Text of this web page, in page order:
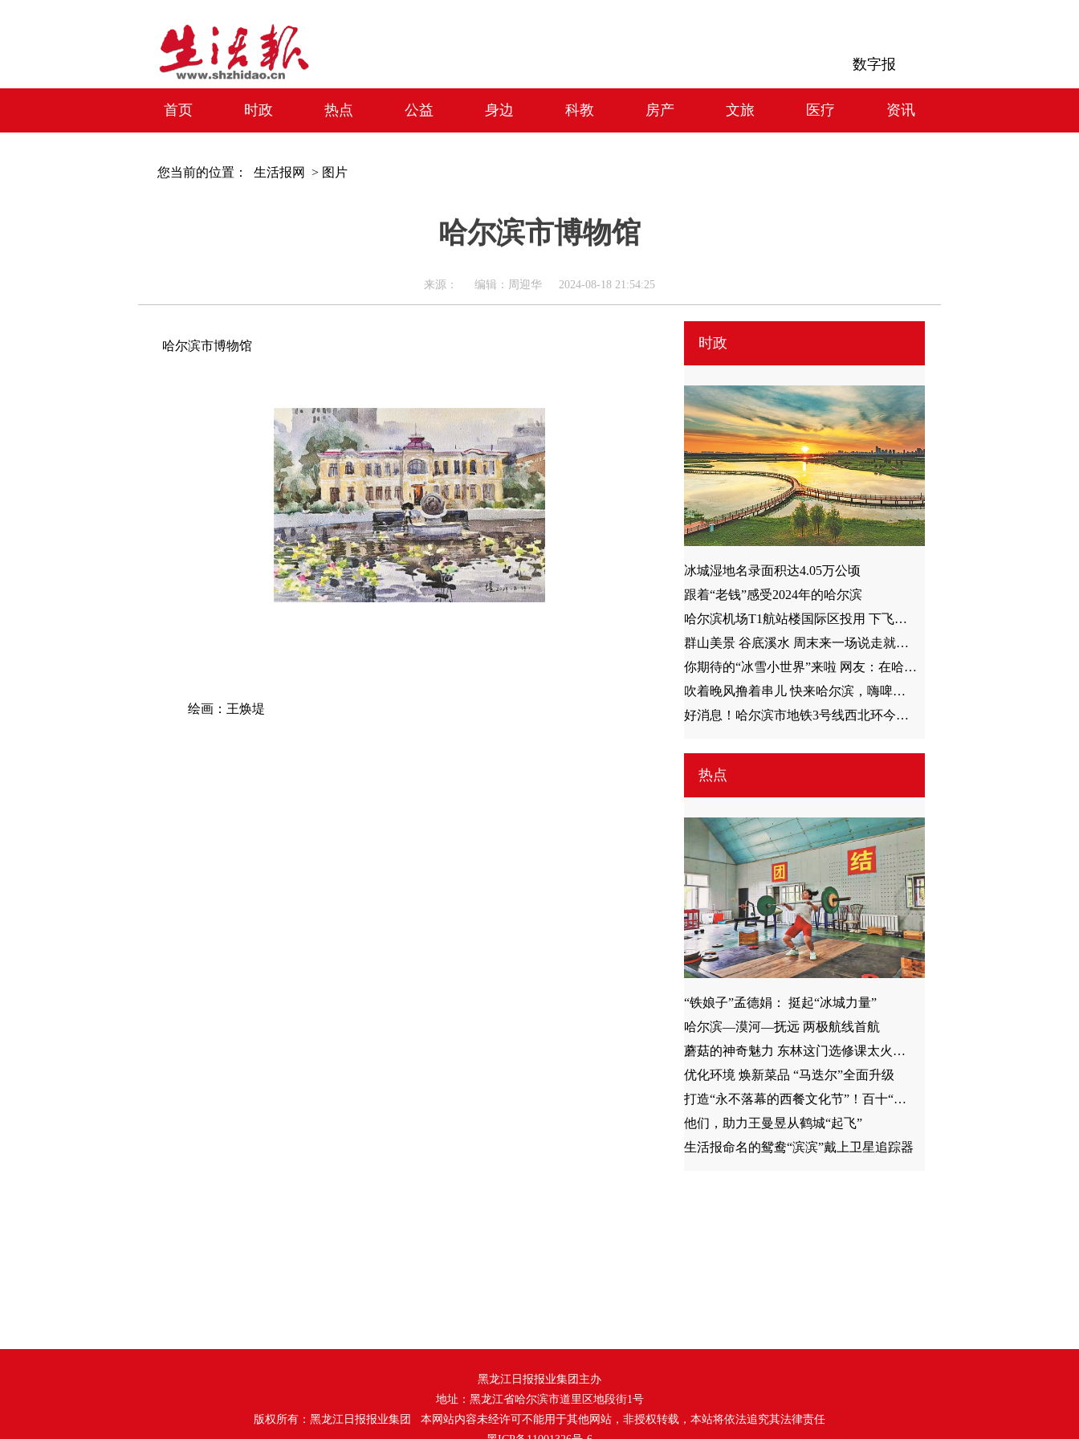
数字报
首页 时政 热点 公益 身边 科教 房产 文旅 医疗 资讯
您当前的位置： 生活报网 > 图片
哈尔滨市博物馆
来源： 编辑：周迎华 2024-08-18 21:54:25
哈尔滨市博物馆
绘画：王焕堤
时政
冰城湿地名录面积达4.05万公顷
跟着“老钱”感受2024年的哈尔滨
哈尔滨机场T1航站楼国际区投用 下飞机直接出航站楼坐大巴
群山美景 谷底溪水 周末来一场说走就走的旅行吧
你期待的“冰雪小世界”来啦 网友：在哈尔滨真的可以四季玩冰雪
吹着晚风撸着串儿 快来哈尔滨，嗨啤一夏！
好消息！哈尔滨市地铁3号线西北环今年年底前全线通车
热点
“铁娘子”孟德娟： 挺起“冰城力量”
哈尔滨—漠河—抚远 两极航线首航
蘑菇的神奇魅力 东林这门选修课太火爆了
优化环境 焕新菜品 “马迭尔”全面升级
打造“永不落幕的西餐文化节”！百十“马迭尔”重塑传奇
他们，助力王曼昱从鹤城“起飞”
生活报命名的鸳鸯“滨滨”戴上卫星追踪器
黑龙江日报报业集团主办
地址：黑龙江省哈尔滨市道里区地段街1号
版权所有：黑龙江日报报业集团 本网站内容未经许可不能用于其他网站，非授权转载，本站将依法追究其法律责任